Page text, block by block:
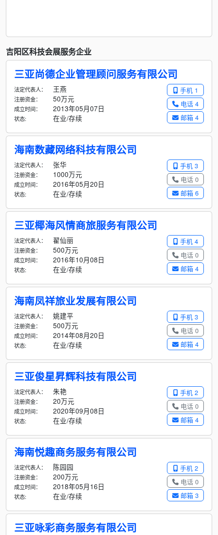
吉阳区科技会展服务企业
三亚尚德企业管理顾问服务有限公司
手机 1
电话 4
邮箱 4
法定代表人： 王燕
注册资金： 50万元
成立时间： 2013年05月07日
状态: 在业/存续
海南数藏网络科技有限公司
手机 3
电话 0
邮箱 6
法定代表人： 张华
注册资金： 1000万元
成立时间： 2016年05月20日
状态: 在业/存续
三亚椰海风情商旅服务有限公司
手机 4
电话 0
邮箱 4
法定代表人： 翟仙丽
注册资金： 500万元
成立时间： 2016年10月08日
状态: 在业/存续
海南凤祥旅业发展有限公司
手机 3
电话 0
邮箱 4
法定代表人： 姚建平
注册资金： 500万元
成立时间： 2014年08月20日
状态: 在业/存续
三亚俊星昇辉科技有限公司
手机 2
电话 0
邮箱 4
法定代表人： 朱艳
注册资金： 20万元
成立时间： 2020年09月08日
状态: 在业/存续
海南悦趣商务服务有限公司
手机 2
电话 0
邮箱 3
法定代表人： 陈园园
注册资金： 200万元
成立时间： 2018年05月16日
状态: 在业/存续
三亚咏彩商务服务有限公司